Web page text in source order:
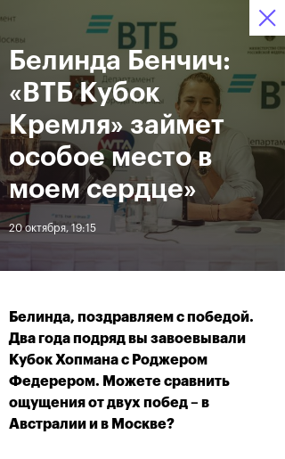
12–20 октября 2019
Ледовый Дворец
50 : 35
Новости
За все время Дата
ЛЕНТА
20 октября, 19:00
Белинда Бенчич:
«ВТБ Кубок
Кремля» займет
особое место в
моем сердце»
20 октября, 19:15
Белинда, поздравляем с победой.
Два года подряд вы завоевывали
Кубок Хопмана с Роджером
Федерером. Можете сравнить
ощущения от двух побед – в
Австралии и в Москве?